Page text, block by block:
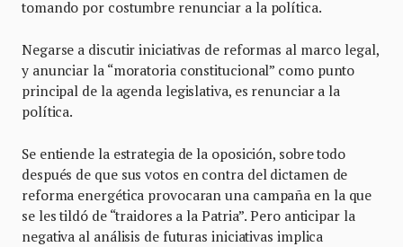
tomando por costumbre renunciar a la política.
Negarse a discutir iniciativas de reformas al marco legal,
y anunciar la “moratoria constitucional” como punto
principal de la agenda legislativa, es renunciar a la
política.
Se entiende la estrategia de la oposición, sobre todo
después de que sus votos en contra del dictamen de
reforma energética provocaran una campaña en la que
se les tildó de “traidores a la Patria”. Pero anticipar la
negativa al análisis de futuras iniciativas implica